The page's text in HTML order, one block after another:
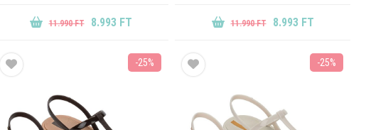
11.990 FT 8.993 FT 11.990 FT 8.993 FT
-25% -25%